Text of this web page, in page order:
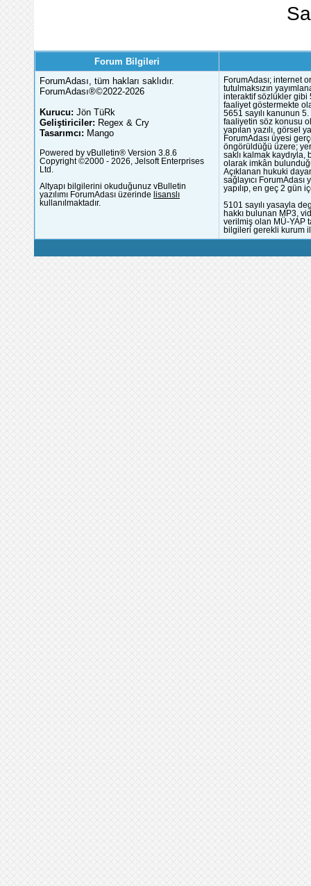
Forum Bilgileri
ForumAdası, tüm hakları saklıdır.
ForumAdası®©2022-2026
Kurucu: Jön TüRk
Geliştiriciler: Regex & Cry
Tasarımcı: Mango
Powered by vBulletin® Version 3.8.6
Copyright ©2000 - 2026, Jelsoft Enterprises
Ltd.
Altyapı bilgilerini okuduğunuz vBulletin
yazılımı ForumAdası üzerinde lisanslı
kullanılmaktadır.
ForumAdası; internet
tutulmaksızın
interaktif sözlükler gibi
faaliyet göstermekte
5651 sayılı kanunun
faaliyetin söz konusu
yapılan yazılı, görsel
ForumAdası üyesi
öngörüldüğü üzere;
saklı kalmak
olarak imkân
Açıklanan hukuki
sağlayıcı
yapılıp, en geç 2 gün
5101 sayılı yasayla
hakkı bulunan MP3,
verilmiş olan MÜ-YAP
bilgileri gerekli kurum